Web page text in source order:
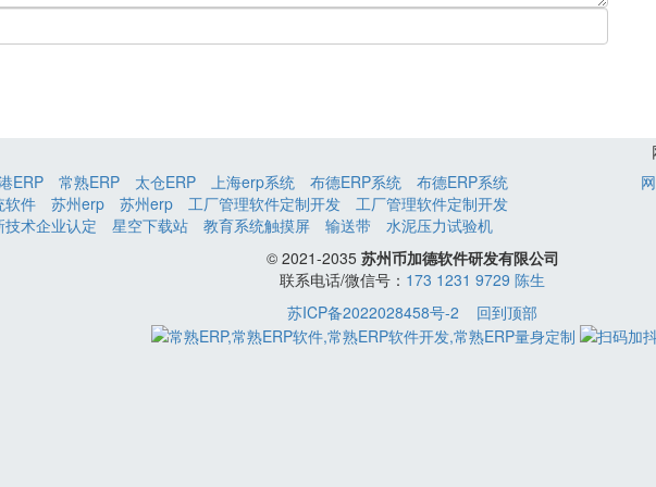
ERP 常熟ERP 太仓ERP 上海erp系统 布德ERP系统
布德ERP系统
软件 苏州erp 苏州erp 工厂管理软件定制开发
工厂管理软件定制开发
技术企业认定 星空下载站 教育系统触摸屏 输送带 水泥压力试验机
© 2021-2035 苏州币加德软件研发有限公司
联系电话/微信号： 173 1231 9729 陈生
苏ICP备2022028458号-2
回到顶部